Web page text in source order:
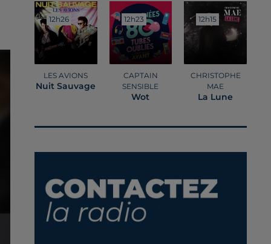
12h26
12h26
LES AVIONS
Nuit Sauvage
12h23
12h23
CAPTAIN
SENSIBLE
Wot
12h15
12h15
CHRISTOPHE
MAE
La Lune